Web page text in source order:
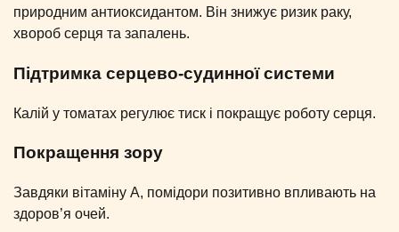
природним антиоксидантом. Він знижує ризик раку,
хвороб серця та запалень.
Підтримка серцево-судинної системи
Калій у томатах регулює тиск і покращує роботу серця.
Покращення зору
Завдяки вітаміну A, помідори позитивно впливають на
здоров’я очей.